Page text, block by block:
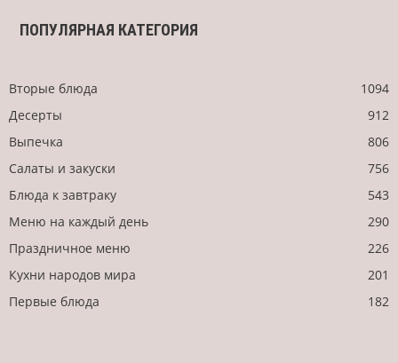
ПОПУЛЯРНАЯ КАТЕГОРИЯ
Вторые блюда
1094
Десерты
912
Выпечка
806
Салаты и закуски
756
Блюда к завтраку
543
Меню на каждый день
290
Праздничное меню
226
Кухни народов мира
201
Первые блюда
182